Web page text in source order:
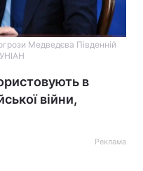
Медведєва Південній
в
війни,
Реклама